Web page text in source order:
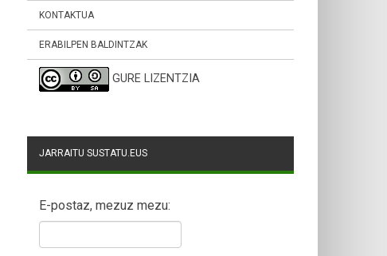
KONTAKTUA
ERABILPEN BALDINTZAK
GURE LIZENTZIA
JARRAITU SUSTATU.EUS
E-postaz, mezuz mezu: